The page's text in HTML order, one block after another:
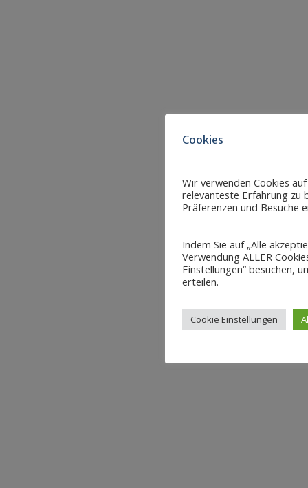
Cookies
Wir verwenden Cookies
relevanteste Erfahrung zu
Präferenzen und Besuche
Indem Sie auf „Alle
Verwendung ALLER
Einstellungen“ besuchen,
erteilen.
Cookie Einstellungen